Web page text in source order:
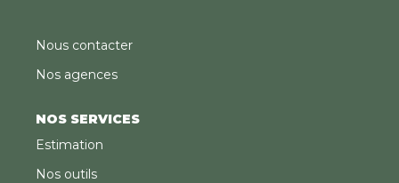
Nous contacter
Nos agences
NOS SERVICES
Estimation
Nos outils